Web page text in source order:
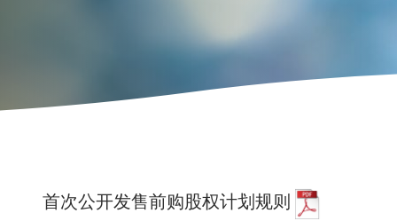
首次公开发售前购股权计划规则